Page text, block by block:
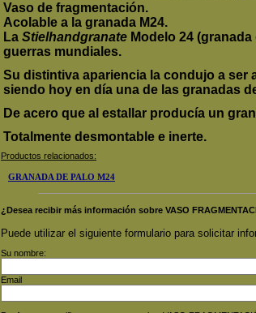
Vaso de fragmentación.
Acolable a la granada M24.
La Stielhandgranate Modelo 24
guerras mundiales.
Su distintiva apariencia la condujo a ser
siendo hoy en día una de las granadas
De acero que al estallar producía un
Totalmente desmontable e inerte.
Productos relacionados:
GRANADA DE PALO M24
¿Desea recibir más información sobre VASO
Puede utilizar el siguiente formulario para solicitar
Su nombre:
Email